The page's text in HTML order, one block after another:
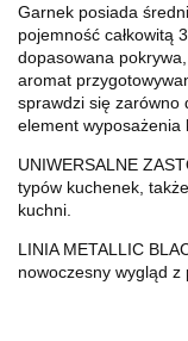
Garnek posiada
pojemność całkowitą
dopasowana
aromat
sprawdzi się zarówno
element wyposażenia
UNIWERSALNE
typów kuchenek,
kuchni.
LINIA METALLIC
nowoczesny wygląd z